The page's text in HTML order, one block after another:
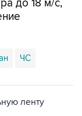
до 18 м/с,
ЧС
ленту